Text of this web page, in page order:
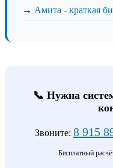
→ Амита - краткая
📞 Нужна
Звоните: 8 915
Бесплатный